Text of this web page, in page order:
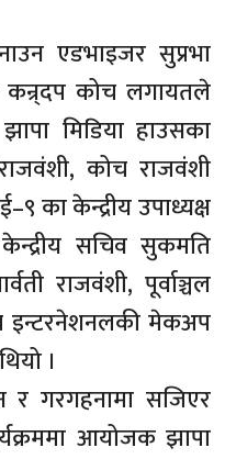
एडभाइजर सुप्रभा
कन्र्दप कोच लगायतले
मिडिया हाउसका
कोच राजवंशी
का केन्द्रीय उपाध्यक्ष
सचिव सुकमति
राजवंशी, पूर्वाञ्चल
इन्टरनेशनलकी मेकअप
।
र गरगहनामा सजिएर
आयोजक झापा